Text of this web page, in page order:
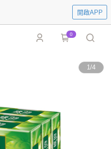
開啟APP
0
1/4